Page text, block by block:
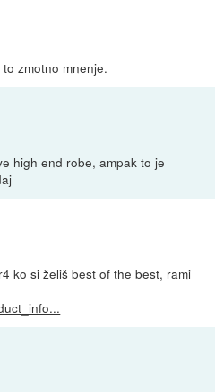
zmotno mnenje.
high end robe, ampak to je
ko si želiš best of the best, rami